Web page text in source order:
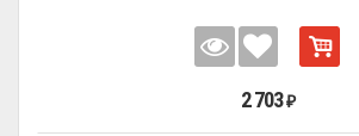
2 703 ₽